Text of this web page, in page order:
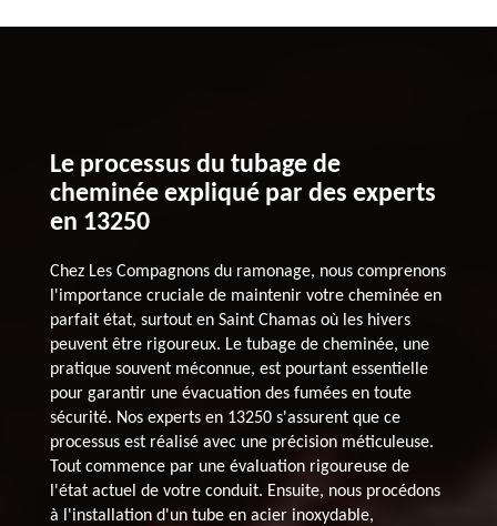
Le processus du tubage de
cheminée expliqué par des experts
en 13250
Chez Les Compagnons du ramonage, nous comprenons
l'importance cruciale de maintenir votre cheminée en
parfait état, surtout en Saint Chamas où les hivers
peuvent être rigoureux. Le tubage de cheminée, une
pratique souvent méconnue, est pourtant essentielle
pour garantir une évacuation des fumées en toute
sécurité. Nos experts en 13250 s'assurent que ce
processus est réalisé avec une précision méticuleuse.
Tout commence par une évaluation rigoureuse de
l'état actuel de votre conduit. Ensuite, nous procédons
à l'installation d'un tube en acier inoxydable,